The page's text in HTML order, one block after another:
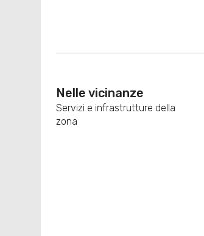
Nelle vicinanze
Servizi e infrastrutture della
zona